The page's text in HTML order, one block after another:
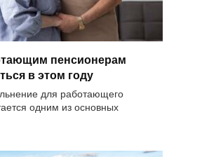
пенсионерам
в этом году
для работающего
одним из основных